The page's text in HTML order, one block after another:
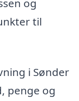
og
til
i Sønder
penge og